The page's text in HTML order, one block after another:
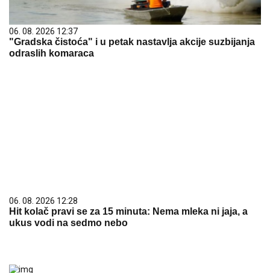
06. 08. 2026 12:37
"Gradska čistoća" i u petak nastavlja akcije suzbijanja
odraslih komaraca
06. 08. 2026 12:28
Hit kolač pravi se za 15 minuta: Nema mleka ni jaja, a
ukus vodi na sedmo nebo